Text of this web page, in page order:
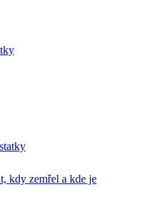
kdy zemřel a kde je